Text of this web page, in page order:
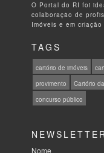
O Portal do RI foi
colaboração de
Imóveis e em
TAGS
cartório de imóveis
provimento
Cartório
concurso público
Nome